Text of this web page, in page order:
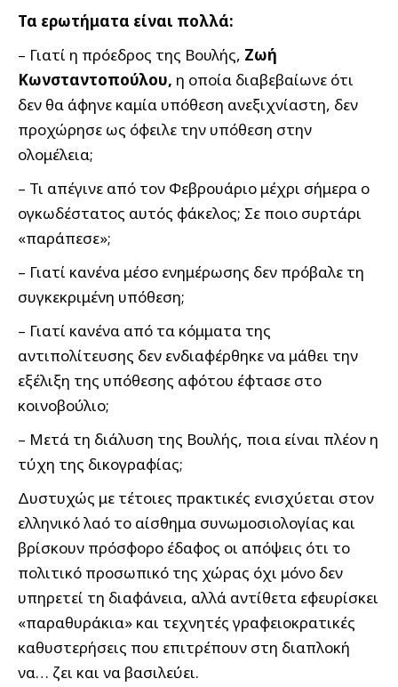
Τα ερωτήματα είναι πολλά:
– Γιατί η πρόεδρος της Βουλής, Ζωή
Κωνσταντοπούλου, η οποία διαβεβαίωνε ότι
δεν θα άφηνε καμία υπόθεση ανεξιχνίαστη, δεν
προχώρησε ως όφειλε την υπόθεση στην
ολομέλεια;
– Τι απέγινε από τον Φεβρουάριο μέχρι σήμερα ο
ογκωδέστατος αυτός φάκελος; Σε ποιο συρτάρι
«παράπεσε»;
– Γιατί κανένα μέσο ενημέρωσης δεν πρόβαλε τη
συγκεκριμένη υπόθεση;
– Γιατί κανένα από τα κόμματα της
αντιπολίτευσης δεν ενδιαφέρθηκε να μάθει την
εξέλιξη της υπόθεσης αφότου έφτασε στο
κοινοβούλιο;
– Μετά τη διάλυση της Βουλής, ποια είναι πλέον η
τύχη της δικογραφίας;
Δυστυχώς με τέτοιες πρακτικές ενισχύεται στον
ελληνικό λαό το αίσθημα συνωμοσιολογίας και
βρίσκουν πρόσφορο έδαφος οι απόψεις ότι το
πολιτικό προσωπικό της χώρας όχι μόνο δεν
υπηρετεί τη διαφάνεια, αλλά αντίθετα εφευρίσκει
«παραθυράκια» και τεχνητές γραφειοκρατικές
καθυστερήσεις που επιτρέπουν στη διαπλοκή
να… ζει και να βασιλεύει.